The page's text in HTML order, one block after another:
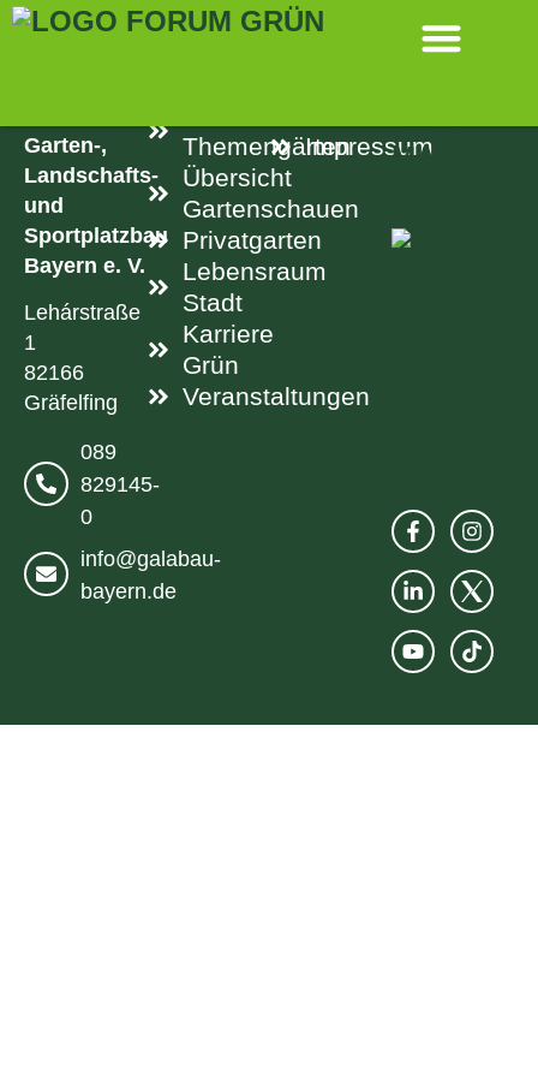
SPRINGEN
Garten-,
Landschafts-
und
Sportplatzbau
Bayern e. V.
Lehárstraße
1
82166
Gräfelfing
089
829145-
0
info@galabau-
bayern.de
Themengärten
Übersicht
Gartenschauen
Privatgarten
Lebensraum
Stadt
Karriere
Grün
Veranstaltungen
Impressum